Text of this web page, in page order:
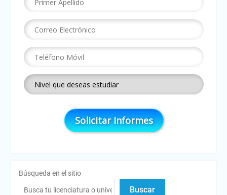
Búsqueda en el sitio
Buscar